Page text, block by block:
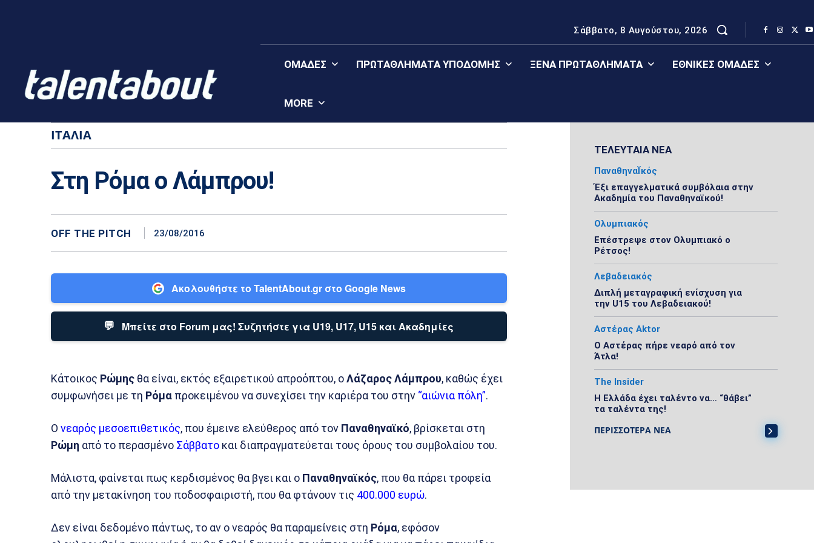
Σάββατο, 8 Αυγούστου, 2026
ΟΜΆΔΕΣ ΠΡΩΤΑΘΛΉΜΑΤΑ YΠΟΔΟΜΉΣ ΞΈΝΑ ΠΡΩΤΑΘΛΉΜΑΤΑ ΕΘΝΙΚΈΣ ΟΜΆΔΕΣ
MORE
ΙΤΑΛΊΑ
Στη Ρόμα ο Λάμπρου!
OFF THE PITCH 23/08/2016
Ακολουθήστε το TalentAbout.gr στο Google News
💬 Μπείτε στο Forum μας! Συζητήστε για U19, U17, U15 και Ακαδημίες
Κάτοικος Ρώμης θα είναι, εκτός εξαιρετικού απροόπτου, οΛάζαρος Λάμπρου, καθώς έχει
συμφωνήσει με τη Ρόμα προκειμένου να συνεχίσει την καριέρα του στην “αιώνια πόλη”.
Ο νεαρός μεσοεπιθετικός, που έμεινε ελεύθερος από τον Παναθηναϊκό, βρίσκεται στη
Ρώμη από το περασμένο Σάββατο και διαπραγματεύεται τους όρους του συμβολαίου του.
Μάλιστα, φαίνεται πως κερδισμένος θα βγει και ο Παναθηναϊκός, που θα πάρει τροφεία
από την μετακίνηση του ποδοσφαιριστή, που θα φτάνουν τις 400.000 ευρώ.
Δεν είναι δεδομένο πάντως, το αν ο νεαρός θα παραμείνεις στη Ρόμα, εφόσον
ΤΕΛΕΥΤΑΙΑ ΝΕΑ
ΠαναθηναΪκός
Έξι επαγγελματικά συμβόλαια στην
Ακαδημία του Παναθηναϊκού!
Ολυμπιακός
Επέστρεψε στον Ολυμπιακό ο
Ρέτσος!
Λεβαδειακός
Διπλή μεταγραφική ενίσχυση για
την U15 του Λεβαδειακού!
Αστέρας Aktor
Ο Αστέρας πήρε νεαρό από τον
Άτλα!
The Insider
Η Ελλάδα έχει ταλέντο να… “θάβει”
τα ταλέντα της!
ΠΕΡΙΣΣΟΤΕΡΑ ΝΕΑ